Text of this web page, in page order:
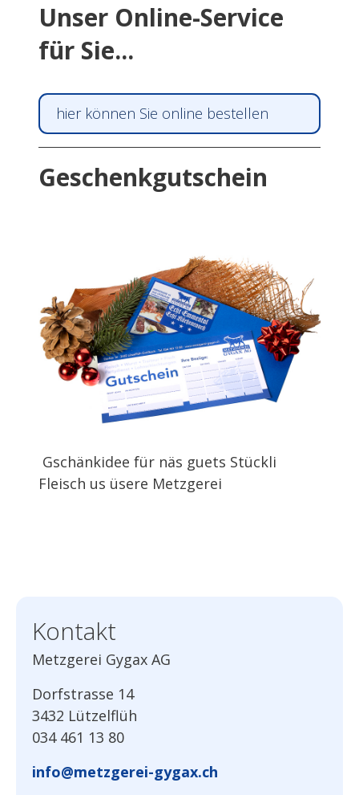
Unser Online-Service
für Sie...
hier können Sie online bestellen
Geschenkgutschein
Gschänkidee für näs guets Stückli
Fleisch us üsere Metzgerei
Kontakt
Metzgerei Gygax AG
Dorfstrasse 14
3432 Lützelflüh
034 461 13 80
info@metzgerei-gygax.ch